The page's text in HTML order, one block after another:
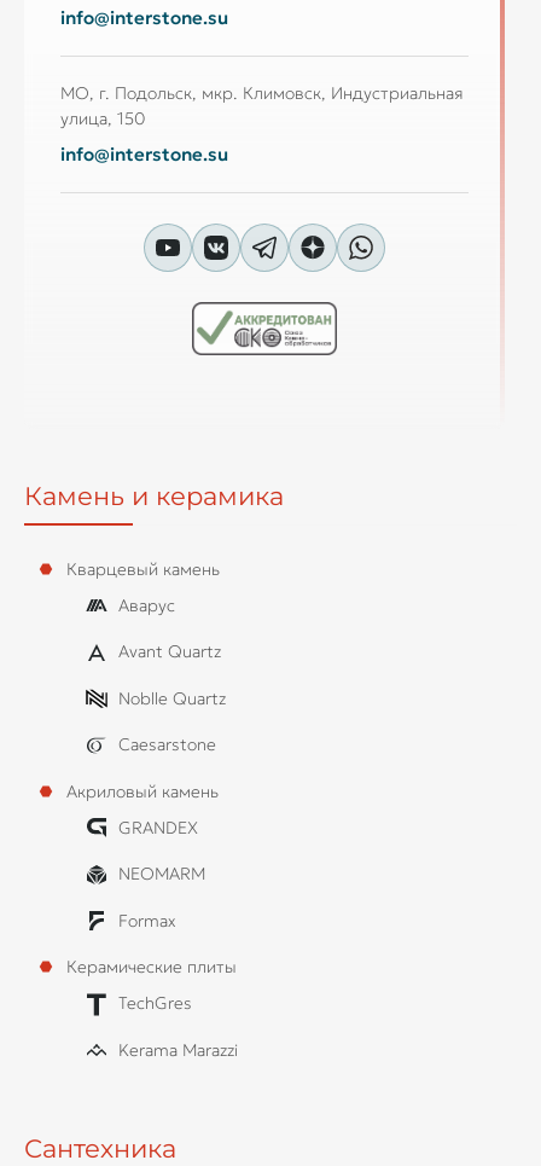
info@interstone.su
МО, г. Подольск, мкр. Климовск, Индустриальная
улица, 150
info@interstone.su
Камень и керамика
Кварцевый камень
Аварус
Avant Quartz
Noblle Quartz
Caesarstone
Акриловый камень
GRANDEX
NEOMARM
Formax
Керамические плиты
TechGres
Kerama Marazzi
Сантехника